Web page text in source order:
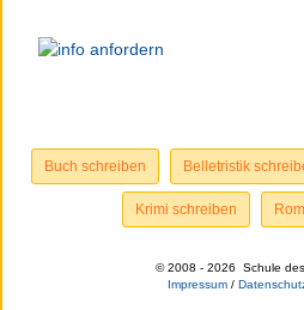
Buch schreiben Belletristik
Krimi schreiben
© 2008 - 2026 Schule
Impressum/